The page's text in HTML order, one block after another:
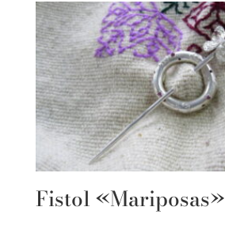
Fistol «Mariposas»